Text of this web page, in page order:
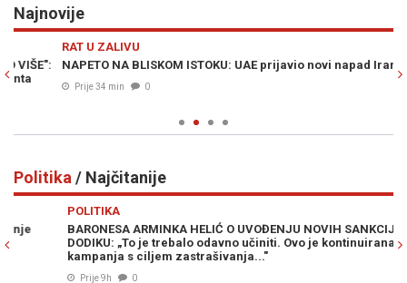
Najnovije
RAT U ZALIVU
NAPETO NA BLISKOM ISTOKU: UAE prijavio novi napad Irana
Prije 34 min 0
Politika / Najčitanije
BARONESA ARMINKA HELIĆ O UVOĐENJU NOVIH SANKCIJA
DODIKU: „To je trebalo odavno učiniti. Ovo je kontinuirana
kampanja s ciljem zastrašivanja..."
0